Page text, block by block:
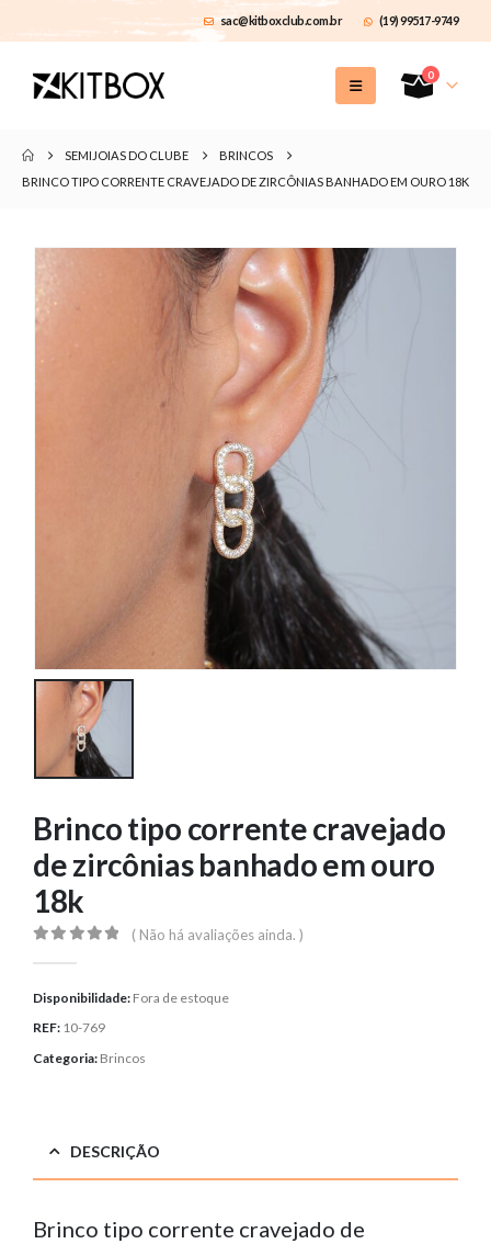
sac@kitboxclub.com.br (19) 99517-9749
0
SEMIJOIAS DO CLUBE
BRINCOS
BRINCO TIPO CORRENTE CRAVEJADO DE ZIRCÔNIAS BANHADO EM OURO 18K
Brinco tipo corrente cravejado
de zircônias banhado em ouro
18k
( Não há avaliações ainda. )
Disponibilidade: Fora de estoque
REF: 10-769
Categoria: Brincos
DESCRIÇÃO
Brinco tipo corrente cravejado de